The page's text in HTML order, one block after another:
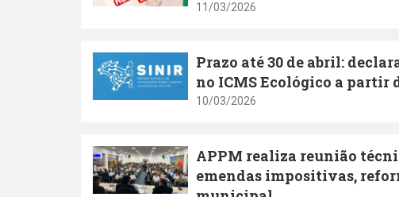
11/03/2026
Prazo até 30 de abril:
no ICMS Ecológico a partir
10/03/2026
APPM realiza reunião
emendas impositivas,